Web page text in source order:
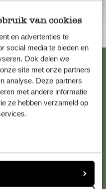
van cookies
en advertenties te
social media te bieden en
Ook delen we
site met onze partners
analyse. Deze partners
met andere informatie
ze hebben verzameld op
Hilfe
Fragen.